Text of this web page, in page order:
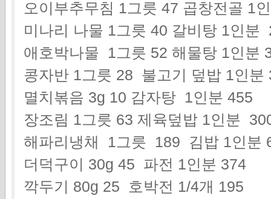
오이부추무침 1그릇 47 곱창전골 1
미나리 나물 1그릇 40 갈비탕 1인분
애호박나물 1그릇 52 해물탕 1인분
콩자반 1그릇 28 불고기 덮밥 1인분
멸치볶음 3g 10 감자탕 1인분 455
장조림 1그릇 63 제육덮밥 1인분
해파리냉채 1그릇 189 김밥 1인분
더덕구이 30g 45 파전 1인분 374
깍두기 80g 25 호박전 1/4개 195